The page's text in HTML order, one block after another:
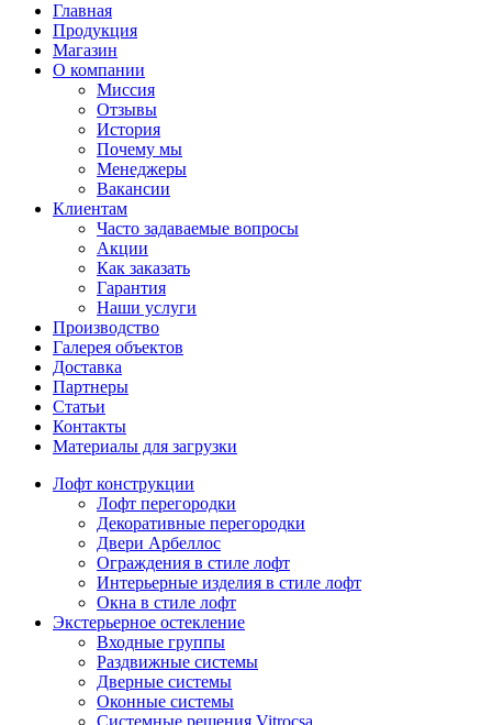
Главная
Продукция
Магазин
О компании
Миссия
Отзывы
История
Почему мы
Менеджеры
Вакансии
Клиентам
Часто задаваемые вопросы
Акции
Как заказать
Гарантия
Наши услуги
Производство
Галерея объектов
Доставка
Партнеры
Статьи
Контакты
Материалы для загрузки
Лофт конструкции
Лофт перегородки
Декоративные перегородки
Двери Арбеллос
Ограждения в стиле лофт
Интерьерные изделия в стиле лофт
Окна в стиле лофт
Экстерьерное остекление
Входные группы
Раздвижные системы
Дверные системы
Оконные системы
Системные решения Vitrocsa